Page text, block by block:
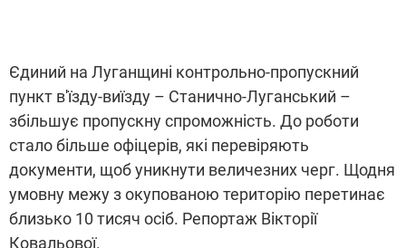
Єдиний на Луганщині контрольно-пропускний
пункт в'їзду-виїзду – Станично-Луганський –
збільшує пропускну спроможність. До роботи
стало більше офіцерів, які перевіряють
документи, щоб уникнути величезних черг. Щодня
умовну межу з окупованою територію перетинає
близько 10 тисяч осіб. Репортаж Вікторії
Ковальової.